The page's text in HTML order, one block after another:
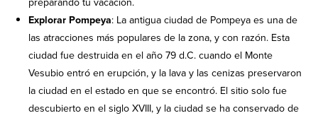
Explorar Pompeya: La antigua ciudad de Pompeya es una de
las atracciones más populares de la zona, y con razón. Esta
ciudad fue destruida en el año 79 d.C. cuando el Monte
Vesubio entró en erupción, y la lava y las cenizas preservaron
la ciudad en el estado en que se encontró. El sitio solo fue
descubierto en el siglo XVIII, y la ciudad se ha conservado de